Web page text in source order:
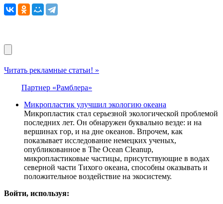
Читать рекламные статьи! »
Партнер «Рамблера»
Микропластик улучшил экологию океана
Микропластик стал серьезной экологической проблемой
последних лет. Он обнаружен буквально везде: и на
вершинах гор, и на дне океанов. Впрочем, как
показывает исследование немецких ученых,
опубликованное в The Ocean Cleanup,
микропластиковые частицы, присутствующие в водах
северной части Тихого океана, способны оказывать и
положительное воздействие на экосистему.
Войти, используя: